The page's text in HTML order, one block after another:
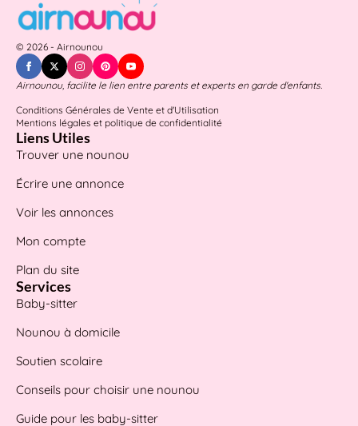
© 2026 - Airnounou
Airnounou, facilite le lien entre parents et experts en garde d'enfants.
Conditions Générales de Vente et d'Utilisation
Mentions légales et politique de confidentialité
Liens Utiles
Trouver une nounou
Écrire une annonce
Voir les annonces
Mon compte
Plan du site
Services
Baby-sitter
Nounou à domicile
Soutien scolaire
Conseils pour choisir une nounou
Guide pour les baby-sitter